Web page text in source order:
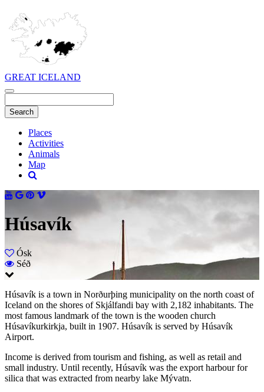
GREAT ICELAND
Places
Activities
Animals
Map
Húsavík
Ósk
Séð
Húsavík is a town in Norðurþing municipality on the north coast of
Iceland on the shores of Skjálfandi bay with 2,182 inhabitants. The
most famous landmark of the town is the wooden church
Húsavíkurkirkja, built in 1907. Húsavík is served by Húsavík
Airport.
Income is derived from tourism and fishing, as well as retail and
small industry. Until recently, Húsavík was the export harbour for
silica that was extracted from nearby lake Mývatn.